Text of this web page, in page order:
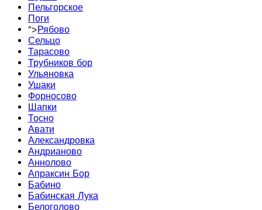
Пельгорское
Поги
">Рябово
Сельцо
Тарасово
Трубников бор
Ульяновка
Ушаки
Форносово
Шапки
Тосно
Авати
Александровка
Андрианово
Аннолово
Апраксин Бор
Бабино
Бабинская Лука
Белоголово